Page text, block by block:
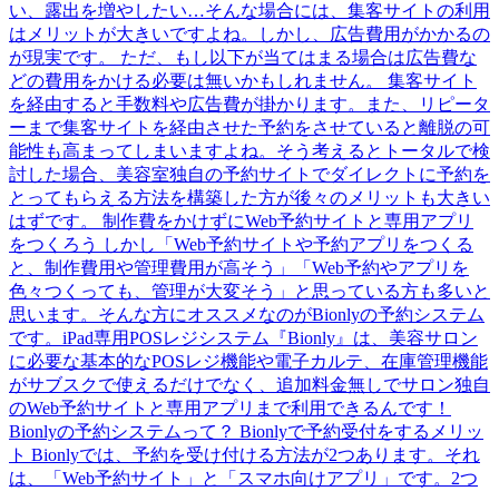
い、露出を増やしたい…そんな場合には、集客サイトの利用
はメリットが大きいですよね。しかし、広告費用がかかるの
が現実です。 ただ、もし以下が当てはまる場合は広告費な
どの費用をかける必要は無いかもしれません。 集客サイト
を経由すると手数料や広告費が掛かります。また、リピータ
ーまで集客サイトを経由させた予約をさせていると離脱の可
能性も高まってしまいますよね。そう考えるとトータルで検
討した場合、美容室独自の予約サイトでダイレクトに予約を
とってもらえる方法を構築した方が後々のメリットも大きい
はずです。 制作費をかけずにWeb予約サイトと専用アプリ
をつくろう しかし「Web予約サイトや予約アプリをつくる
と、制作費用や管理費用が高そう」「Web予約やアプリを
色々つくっても、管理が大変そう」と思っている方も多いと
思います。そんな方にオススメなのがBionlyの予約システム
です。iPad専用POSレジシステム『Bionly』は、美容サロン
に必要な基本的なPOSレジ機能や電子カルテ、在庫管理機能
がサブスクで使えるだけでなく、追加料金無しでサロン独自
のWeb予約サイトと専用アプリまで利用できるんです！
Bionlyの予約システムって？ Bionlyで予約受付をするメリッ
ト Bionlyでは、予約を受け付ける方法が2つあります。それ
は、「Web予約サイト」と「スマホ向けアプリ」です。2つ